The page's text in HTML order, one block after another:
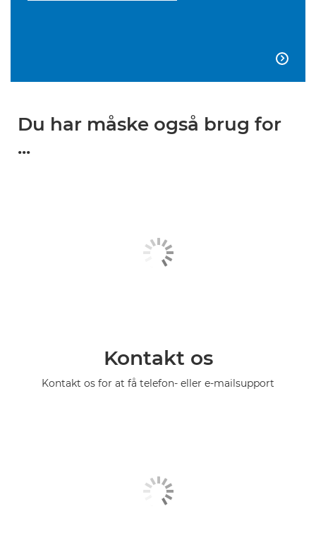

Du har måske også brug for
...
Kontakt os
Kontakt os for at få telefon- eller e-mailsupport